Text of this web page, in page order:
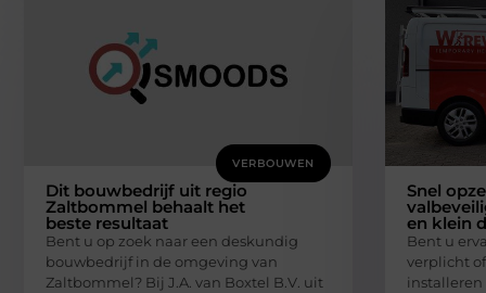
VERBOUWEN
Dit bouwbedrijf uit regio
Zaltbommel behaalt het
beste resultaat
Bent u op zoek naar een deskundig
bouwbedrijf in de omgeving van
Zaltbommel? Bij J.A. van Boxtel B.V. uit
Snel
en klein
Bent u
verplicht
installeren